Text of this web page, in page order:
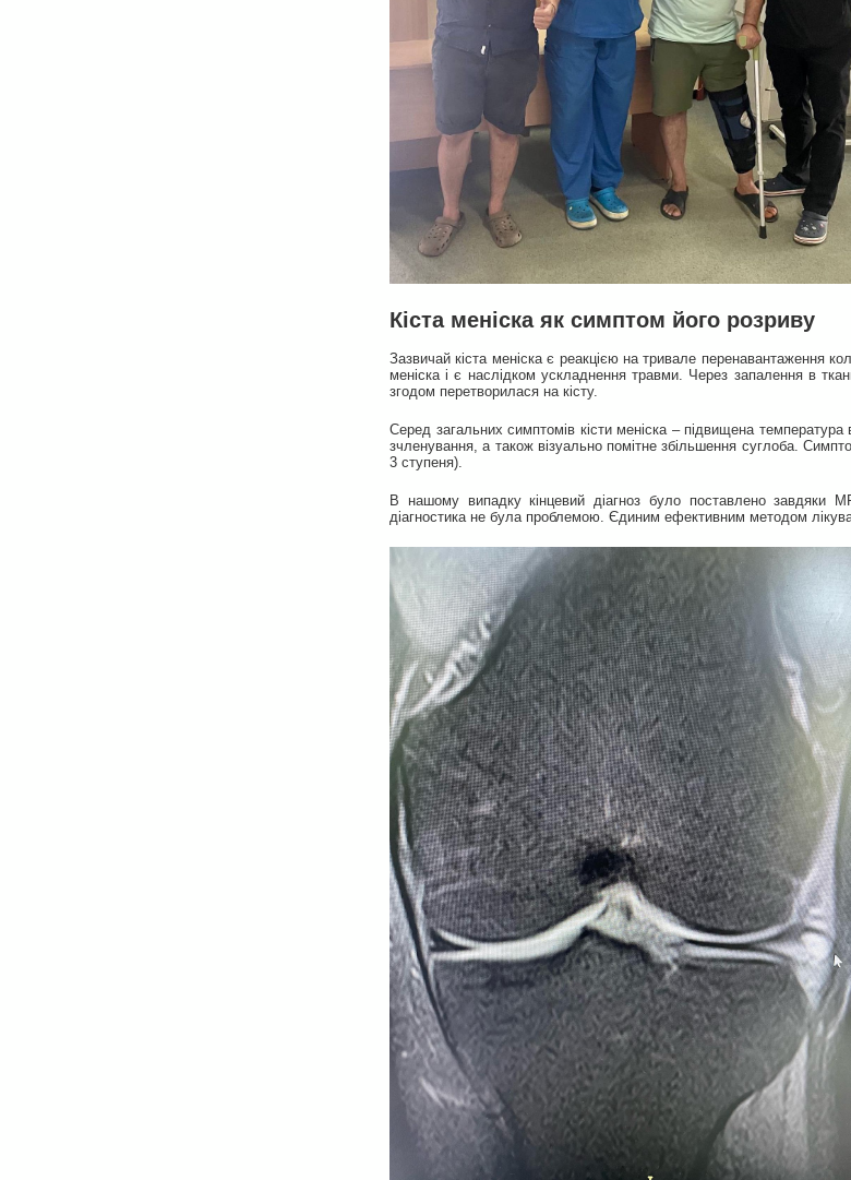
Кіста меніска як симптом його розриву
Зазвичай кіста меніска є реакцією на тривале перенавантаження
меніска і є наслідком ускладнення травми. Через запалення в
згодом перетворилася на кісту.
Серед загальних симптомів кісти меніска – підвищена
зчленування, а також візуально помітне збільшення суглоба.
3 ступеня).
В нашому випадку кінцевий діагноз було поставлено завдяки
діагностика не була проблемою. Єдиним ефективним методом